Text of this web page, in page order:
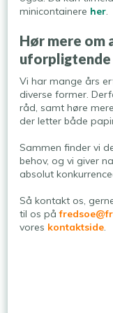
minicontainere her.
Hør mere om
Vi har mange års
diverse former.
råd, samt høre
der letter både
Sammen finder vi
behov, og vi giver
absolut
Så kontakt os,
til os på
vores kontaktside.​